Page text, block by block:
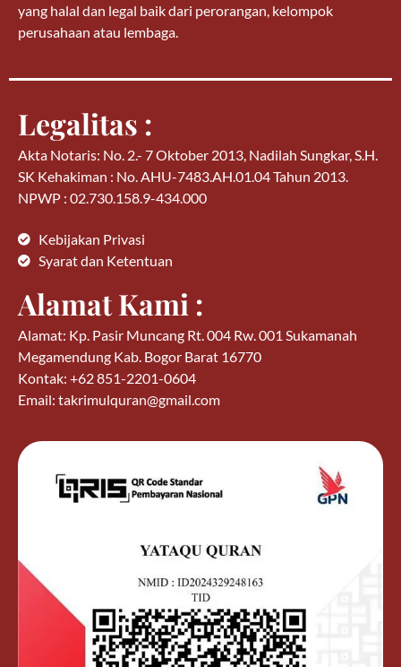
yang halal dan legal baik dari perorangan, kelompok
perusahaan atau lembaga.
Legalitas :
Akta Notaris: No. 2.- 7 Oktober 2013, Nadilah Sungkar, S.H.
SK Kehakiman : No. AHU-7483.AH.01.04 Tahun 2013.
NPWP : 02.730.158.9-434.000
Kebijakan Privasi
Syarat dan Ketentuan
Alamat Kami :
Alamat: Kp. Pasir Muncang Rt. 004 Rw. 001 Sukamanah
Megamendung Kab. Bogor Barat 16770
Kontak: +62 851-2201-0604
Email: takrimulquran@gmail.com